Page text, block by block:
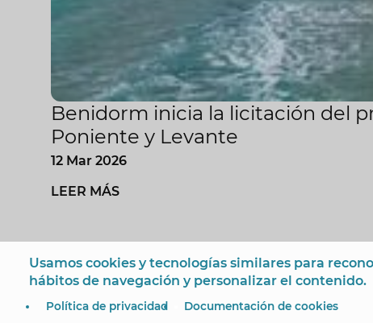
Benidorm inicia la licitación del
Poniente y Levante
12 Mar 2026
LEER MÁS
© Ayuntamiento de BenidormPlaza SS.MM. Los Reyes
Usamos cookies y tecnologías similares para
hábitos de navegación y personalizar el contenido.
Política de privacidad Documentación de cookies